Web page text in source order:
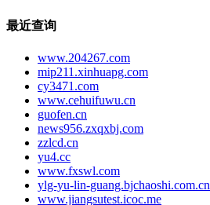
最近查询
www.204267.com
mip211.xinhuapg.com
cy3471.com
www.cehuifuwu.cn
guofen.cn
news956.zxqxbj.com
zzlcd.cn
yu4.cc
www.fxswl.com
ylg-yu-lin-guang.bjchaoshi.com.cn
www.jiangsutest.icoc.me